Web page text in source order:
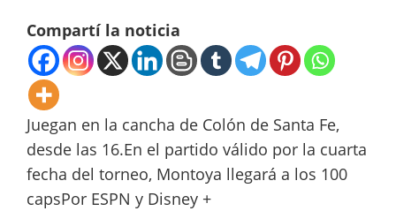
Compartí la noticia
Juegan en la cancha de Colón de Santa Fe,
desde las 16.En el partido válido por la cuarta
fecha del torneo, Montoya llegará a los 100
capsPor ESPN y Disney +